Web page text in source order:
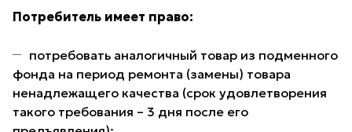
Потребитель имеет право:
потребовать аналогичный товар из подменного
фонда на период ремонта (замены) товара
ненадлежащего качества (срок удовлетворения
такого требования – 3 дня после его